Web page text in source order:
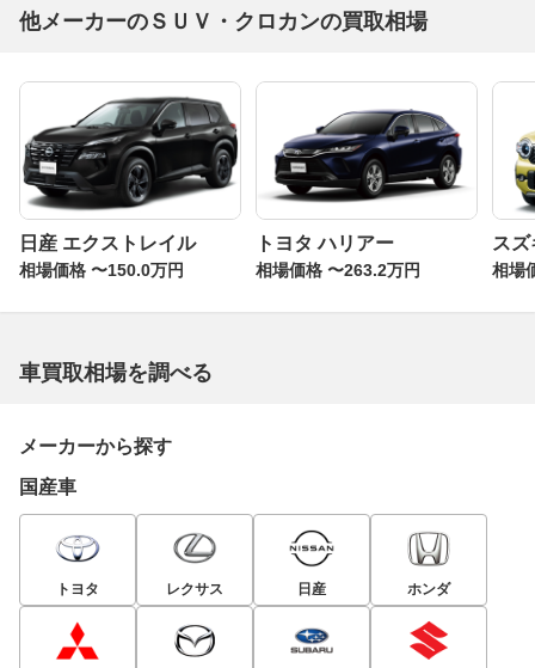
他メーカーのＳＵＶ・クロカンの買取相場
日産 エクストレイル
相場価格 〜150.0万円
トヨタ ハリアー
相場価格 〜263.2万円
ス
相場
車買取相場を調べる
メーカーから探す
国産車
トヨタ レクサス 日産 ホンダ